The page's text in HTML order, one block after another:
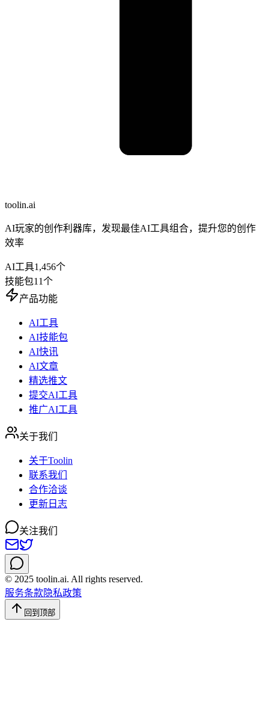
toolin.ai
AI玩家的创作利器库，发现最佳AI工具组合，提升您的创作
效率
AI工具1,456个
技能包11个
产品功能
AI工具
AI技能包
AI快讯
AI文章
精选推文
提交AI工具
推广AI工具
关于我们
关于Toolin
联系我们
合作洽谈
更新日志
关注我们
© 2025 toolin.ai. All rights reserved.
服务条款隐私政策
回到顶部